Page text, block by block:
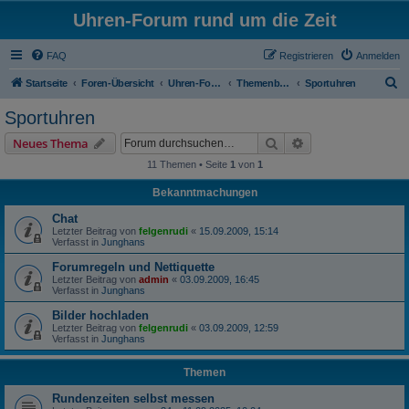
Uhren-Forum rund um die Zeit
FAQ Anmelden
Registrieren
Startseite Foren-Übersicht Uhren-Forum rund um alle Armbanduhren Themenbereiche Sportuhren
Sportuhren
Neues Thema Suche
11 Themen • Seite 1 von 1
Bekanntmachungen
Chat
Letzter Beitrag von felgenrudi « 15.09.2009, 15:14
Verfasst in Junghans
Forumregeln und Nettiquette
Letzter Beitrag von admin « 03.09.2009, 16:45
Verfasst in Junghans
Bilder hochladen
Letzter Beitrag von felgenrudi « 03.09.2009, 12:59
Verfasst in Junghans
Themen
Rundenzeiten selbst messen